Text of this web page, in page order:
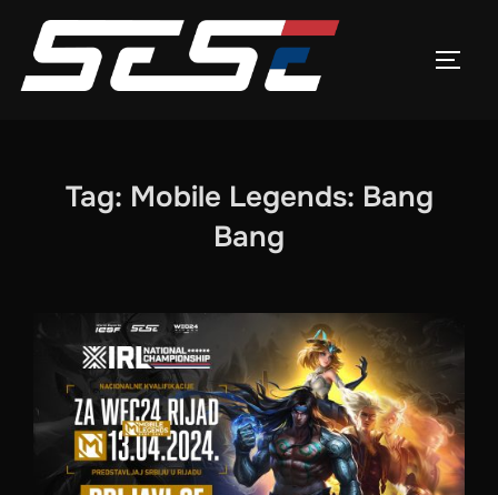
content
Tag: Mobile Legends: Bang
Bang